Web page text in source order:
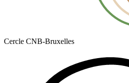
Cercle CNB-Bruxelles